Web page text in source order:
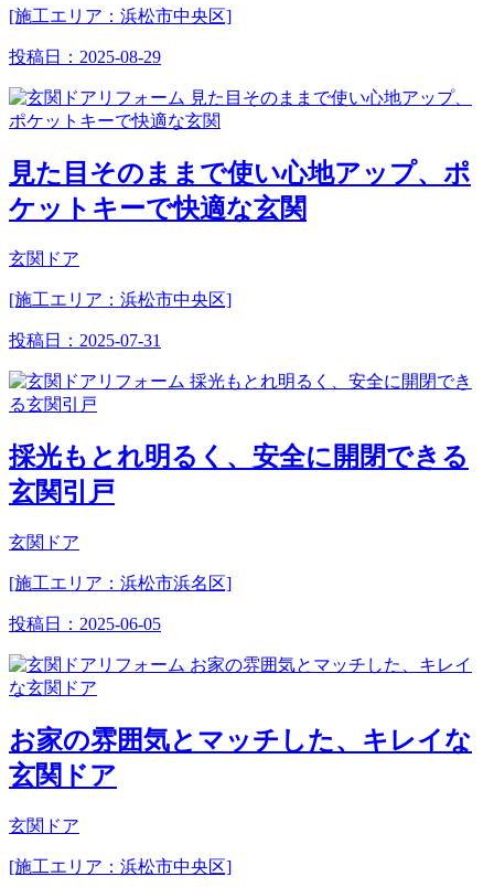
[施工エリア：浜松市中央区]
投稿日： 2025-08-29
見た目そのままで使い心地アップ、ポ
ケットキーで快適な玄関
玄関ドア
[施工エリア：浜松市中央区]
投稿日： 2025-07-31
採光もとれ明るく、安全に開閉できる
玄関引戸
玄関ドア
[施工エリア：浜松市浜名区]
投稿日： 2025-06-05
お家の雰囲気とマッチした、キレイな
玄関ドア
玄関ドア
[施工エリア：浜松市中央区]